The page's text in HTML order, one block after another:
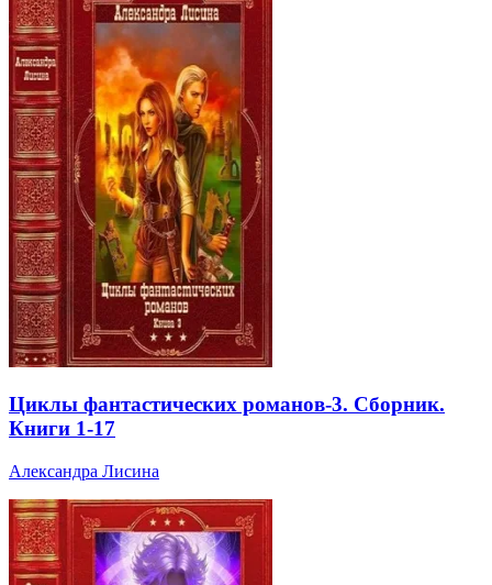
Циклы фантастических романов-3. Сборник.
Книги 1-17
Александра Лисина